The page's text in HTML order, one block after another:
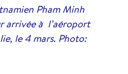
Pham Minh
arrivée à l’aéroport
le 4 mars. Photo: